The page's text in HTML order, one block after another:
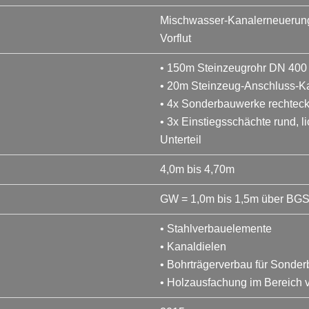
Mischwasser-
Vorflut
• 150m Steinzeugrohr DN 400
• 20m Steinzeug-Anschluss-
• 4x Sonderbauwerke
• 3x Einstiegsschächte rund,
Unterteil
4,0m bis 4,70m
GW = 1,0m bis 1,5m über
• Stahlverbauelemente
• Kanaldielen
• Bohrträgerverbau für
• Holzausfachung im Bereich